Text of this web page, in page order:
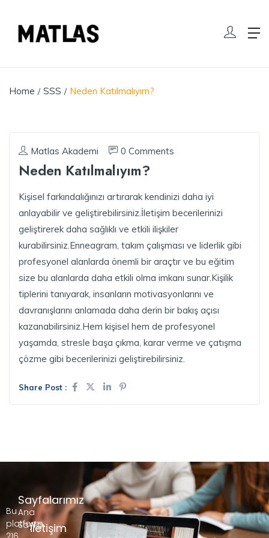
Home SSS Neden Katılmalıyım?
Matlas Akademi 0 Comments
Neden Katılmalıyım?
Kişisel farkındalığınızı artırarak kendinizi daha iyi
anlayabilir ve geliştirebilirsiniz.İletişim becerilerinizi
geliştirerek daha sağlıklı ve etkili ilişkiler
kurabilirsiniz.Enneagram, takım çalışması ve liderlik gibi
profesyonel alanlarda önemli bir araçtır ve bu eğitim
size bu alanlarda daha etkili olma imkanı sunar.Kişilik
tiplerini tanıyarak, insanların motivasyonlarını ve
davranışlarını anlamada daha derin bir bakış açısı
kazanabilirsiniz.Hem kişisel hem de profesyonel
yaşamda, stresle başa çıkma, karar verme ve çatışma
çözme gibi becerilerinizi geliştirebilirsiniz.
Share Post :
Bu
platform,
Sayfalarımız
Ana
Sayfaİletişim